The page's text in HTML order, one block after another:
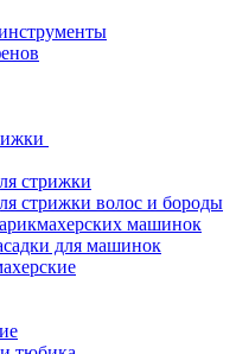
стрижки
стрижки волос и бороды
машинок
для машинок